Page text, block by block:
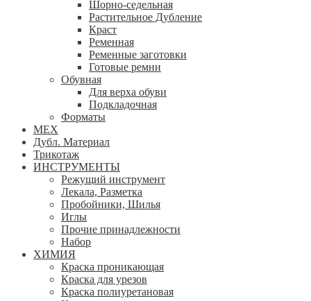
Шорно-седельная
Растительное Дубление
Краст
Ременная
Ременные заготовки
Готовые ремни
Обувная
Для верха обуви
Подкладочная
Форматы
МЕХ
Дубл. Материал
Трикотаж
ИНСТРУМЕНТЫ
Режущий инструмент
Лекала, Разметка
Пробойники, Шилья
Иглы
Прочие принадлежности
Набор
ХИМИЯ
Краска проникающая
Краска для урезов
Краска полиуретановая